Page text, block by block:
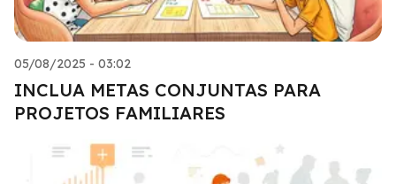
05/08/2025 - 03:02
INCLUA METAS CONJUNTAS PARA
PROJETOS FAMILIARES